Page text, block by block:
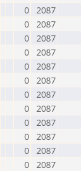
0 2087
0 2087
0 2087
0 2087
0 2087
0 2087
0 2087
0 2087
0 2087
0 2087
0 2087
0 2087